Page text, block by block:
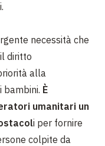
necessità che
diritto
alla
bambini. È
umanitari un
i per fornire
colpite da